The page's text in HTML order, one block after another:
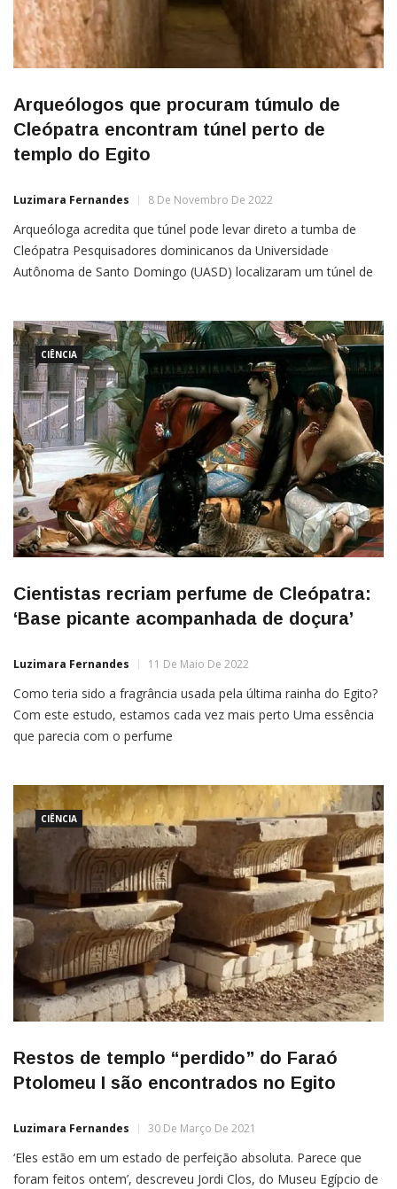
Arqueólogos que procuram túmulo de
Cleópatra encontram túnel perto de
templo do Egito
Luzimara Fernandes 8 De Novembro De 2022
Arqueóloga acredita que túnel pode levar direto a tumba de
Cleópatra Pesquisadores dominicanos da Universidade
Autônoma de Santo Domingo (UASD) localizaram um túnel de
de Cleópatra, segundo informações do The Daily Mail. A
descoberta tem sido […]
CIÊNCIA
Cientistas recriam perfume de Cleópatra:
‘Base picante acompanhada de doçura’
Luzimara Fernandes 11 De Maio De 2022
Como teria sido a fragrância usada pela última rainha do Egito?
Com este estudo, estamos cada vez mais perto Uma essência
que parecia com o perfume
de textos hieróglifos, expedições arqueológicas, análise química
e muita tentativa e erro.Por
CIÊNCIA
Restos de templo “perdido” do Faraó
Ptolomeu I são encontrados no Egito
Luzimara Fernandes 30 De Março De 2021
‘Eles estão em um estado de perfeição absoluta. Parece que
foram feitos ontem’, descreveu Jordi Clos, do Museu Egípcio de